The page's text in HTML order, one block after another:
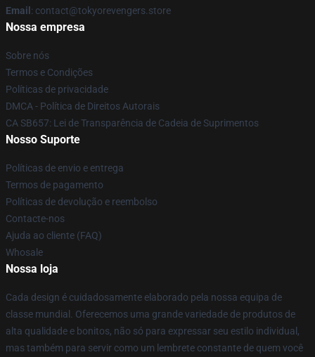
Email : contact@tokyorevengers.store
Nossa empresa
Sobre nós
Termos e Condições
Políticas de privacidade
DMCA - Política de Direitos Autorais
CA SB657: Lei de Transparência de Cadeia de Suprimentos
Nosso Suporte
Políticas de envio e entrega
Termos de pagamento
Políticas de devolução e reembolso
Contacte-nos
Ajuda ao cliente (FAQ)
Whosale
Nossa loja
Cada design é cuidadosamente elaborado pela nossa equipa de
classe mundial. Oferecemos uma grande variedade de produtos de
alta qualidade e bonitos, não só para expressar seu estilo individual,
mas também para servir como um lembrete constante de quem você